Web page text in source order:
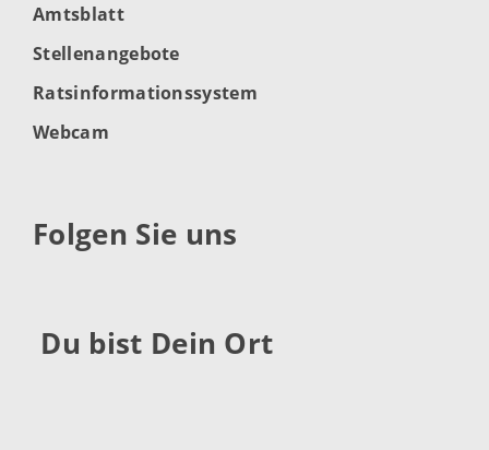
Amtsblatt
Stellenangebote
Ratsinformationssystem
Webcam
Folgen Sie uns
Du bist Dein Ort